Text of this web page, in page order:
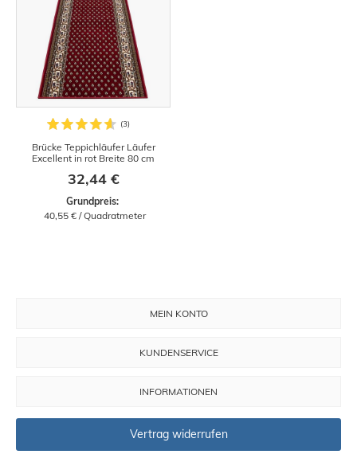
Brücke Teppichläufer Läufer
Excellent in rot Breite 80 cm
32,44 €
Grundpreis:
40,55 € / Quadratmeter
MEIN KONTO
KUNDENSERVICE
INFORMATIONEN
Vertrag widerrufen